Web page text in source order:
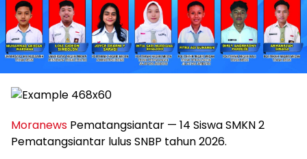
Moranews Pematangsiantar — 14 Siswa SMKN 2
Pematangsiantar lulus SNBP tahun 2026.